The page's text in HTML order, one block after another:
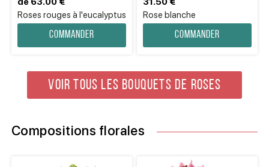
Roses rouges à l'eucalyptus
Commander
Rose blanche
Commander
VOIR TOUS LES BOUQUETS DE ROSES
Compositions florales